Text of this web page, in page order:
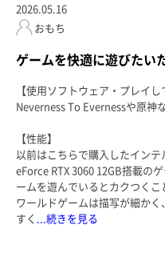
2026.05.16
おもち
ゲームを快適に遊びたい
【使用ソフトウェア・プレイ
Neverness To Evernessや原神
【性能】
以前はこちらで購入したイン
eForce RTX 3060 12GB搭載の
ームを遊んでいるとカクつく
ワールドゲームは描写が細か
すく ...続きを見る